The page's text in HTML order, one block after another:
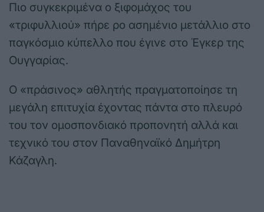
Πιο συγκεκριμένα ο ξιφομάχος του
«τριφυλλιού» πήρε ρο ασημένιο μετάλλιο στο
παγκόσμιο κύπελλο που έγινε στο Έγκερ της
Ουγγαρίας.
Ο «πράσινος» αθλητής πραγματοποίησε τη
μεγάλη επιτυχία έχοντας πάντα στο πλευρό
του τον ομοσπονδιακό προπονητή αλλά και
τεχνικό του στον Παναθηναϊκό Δημήτρη
Κάζαγλη.